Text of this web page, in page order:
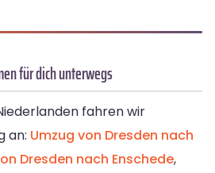
für dich unterwegs
fahren wir
an: Umzug von Dresden nach
Dresden nach Enschede,